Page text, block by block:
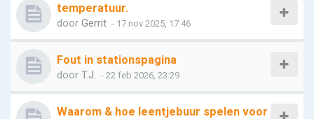
temperatuur.
door Gerrit - 17 nov 2025, 17:46
Fout in stationspagina
door T.J. - 22 feb 2026, 23:29
Waarom & hoe leentjebuur spelen voor